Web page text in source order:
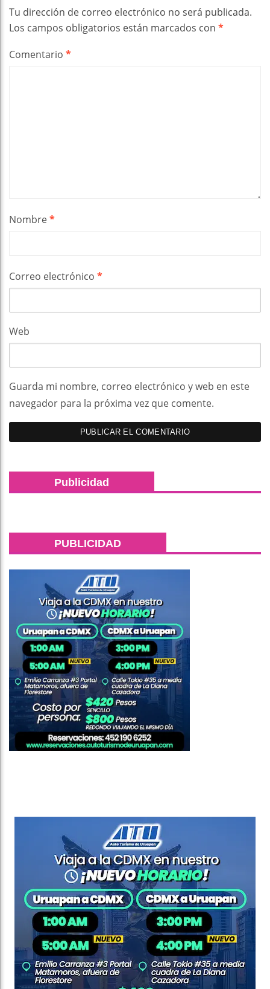
Tu dirección de correo electrónico no será publicada.
Los campos obligatorios están marcados con *
Comentario *
Nombre*
Correo electrónico *
Web
Guarda mi nombre, correo electrónico y web en este
navegador para la próxima vez que comente.
Publicidad
PUBLICIDAD